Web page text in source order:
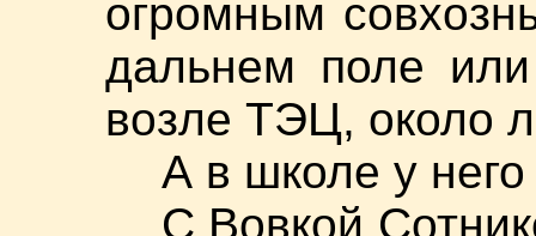
огромным
дальнем поле
возле ТЭЦ, около
А в школе у
С Вовкой